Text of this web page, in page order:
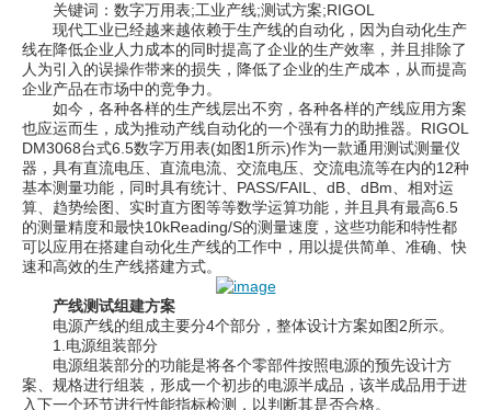
关键词：数字万用表;工业产线;测试方案;RIGOL
现代工业已经越来越依赖于生产线的自动化，因为自动化生产
线在降低企业人力成本的同时提高了企业的生产效率，并且排除了
人为引入的误操作带来的损失，降低了企业的生产成本，从而提高
企业产品在市场中的竞争力。
如今，各种各样的生产线层出不穷，各种各样的产线应用方案
也应运而生，成为推动产线自动化的一个强有力的助推器。RIGOL
DM3068台式6.5数字万用表(如图1所示)作为一款通用测试测量仪
器，具有直流电压、直流电流、交流电压、交流电流等在内的12种
基本测量功能，同时具有统计、PASS/FAIL、dB、dBm、相对运
算、趋势绘图、实时直方图等等数学运算功能，并且具有最高6.5
的测量精度和最快10kReading/S的测量速度，这些功能和特性都
可以应用在搭建自动化生产线的工作中，用以提供简单、准确、快
速和高效的生产线搭建方式。
产线测试组建方案
电源产线的组成主要分4个部分，整体设计方案如图2所示。
1.电源组装部分
电源组装部分的功能是将各个零部件按照电源的预先设计方
案、规格进行组装，形成一个初步的电源半成品，该半成品用于进
入下一个环节进行性能指标检测，以判断其是否合格。